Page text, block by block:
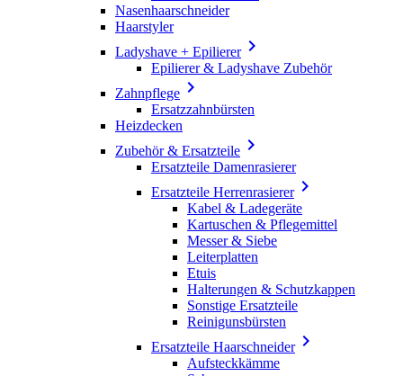
Nasenhaarschneider
Haarstyler
Ladyshave + Epilierer
Epilierer & Ladyshave Zubehör
Zahnpflege 
Ersatzzahnbürsten
Heizdecken
Zubehör & Ersatzteile 
Ersatzteile Damenrasierer
Ersatzteile Herrenrasierer
Kabel & Ladegeräte
Kartuschen & Pflegemittel
Messer & Siebe
Leiterplatten
Etuis
Halterungen & Schutzkappen
Sonstige Ersatzteile
Reinigunsbürsten
Ersatzteile Haarschneider
Aufsteckkämme